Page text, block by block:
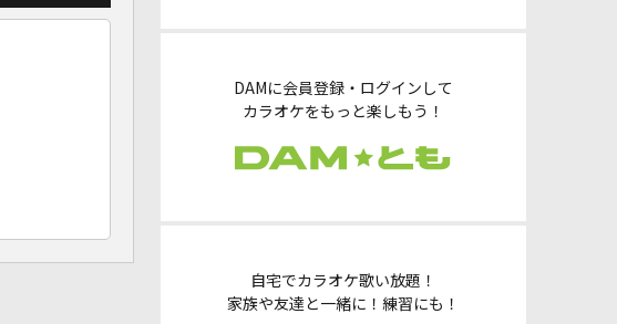
DAMに会員登録・ログインして
カラオケをもっと楽しもう！
自宅でカラオケ歌い放題！
家族や友達と一緒に！練習にも！